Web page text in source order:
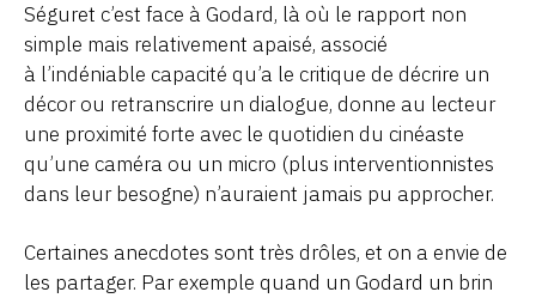
Séguret c’est face à Godard, là où le rapport non
simple mais relativement apaisé, associé
à l’indéniable capacité qu’a le critique de décrire un
décor ou retranscrire un dialogue, donne au lecteur
une proximité forte avec le quotidien du cinéaste
qu’une caméra ou un micro (plus interventionnistes
dans leur besogne) n’auraient jamais pu approcher.
Certaines anecdotes sont très drôles, et on a envie de
les partager. Par exemple quand un Godard un brin